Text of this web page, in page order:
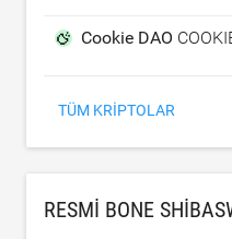
Cookie DAO
TÜM KRIPTOLAR
RESMI BONE